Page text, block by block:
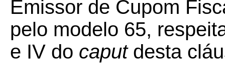
Emissor de Cupom
pelo modelo 65,
e IV do caputdesta